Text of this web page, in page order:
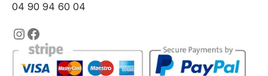
04 90 94 60 04
https://www.instagram.com/
https://www.facebook.com/